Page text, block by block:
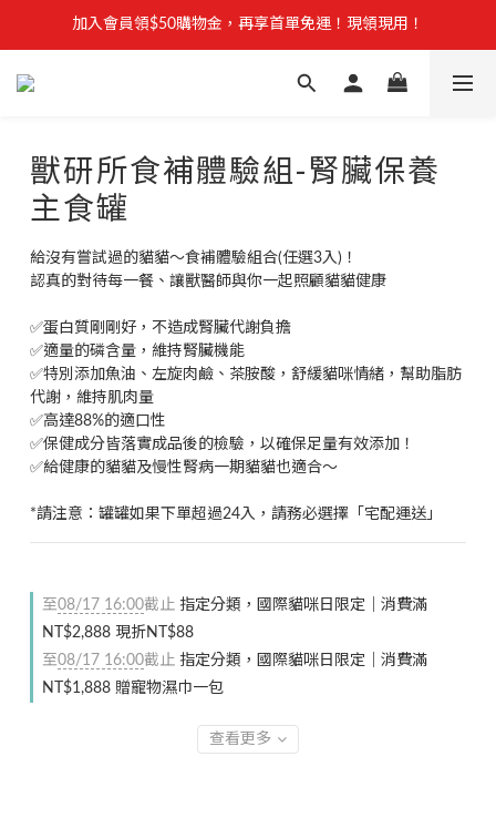
【安心聲明】 獸研所全品項未使用問題油品，點我看詳情 →
加入會員領$50購物金，再享首單免運！現領現用！
加入官方LINE，優惠不錯過！
獸研所食補體驗組-腎臟保養
主食罐
給沒有嘗試過的貓貓～食補體驗組合(任選3入)！
認真的對待每一餐、讓獸醫師與你一起照顧貓貓健康
✅蛋白質剛剛好，不造成腎臟代謝負擔
✅適量的磷含量，維持腎臟機能
✅特別添加魚油、左旋肉鹼、茶胺酸，舒緩貓咪情緒，幫助脂肪
代謝，維持肌肉量
✅高達88%的適口性
✅保健成分皆落實成品後的檢驗，以確保足量有效添加！
✅給健康的貓貓及慢性腎病一期貓貓也適合～
*請注意：罐罐如果下單超過24入，請務必選擇「宅配運送」
至08/17 16:00截止 指定分類，國際貓咪日限定｜消費滿
NT$2,888 現折NT$88
至08/17 16:00截止 指定分類，國際貓咪日限定｜消費滿
NT$1,888 贈寵物濕巾一包
查看更多